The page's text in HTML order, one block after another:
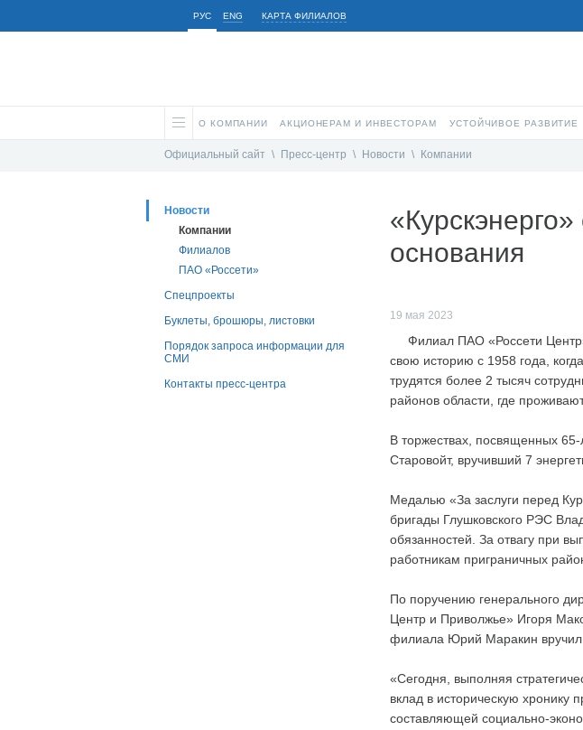
РУС ENG КАРТА ФИЛИАЛОВ
О КОМПАНИИ АКЦИОНЕРАМ И ИНВЕСТОРАМ УСТОЙЧИВОЕ РАЗВИТИЕ
Официальный сайт \ Пресс-центр \ Новости \ Компании
Новости
Компании
Филиалов
ПАО «Россети»
Спецпроекты
Буклеты, брошюры, листовки
Порядок запроса информации для
СМИ
Контакты пресс-центра
основания
19 мая 2023
Филиал ПАО «Россети
свою историю с 1958 года,
трудятся более 2 тысяч
районов области, где
В торжествах, посвященных
Старовойт, вручивший 7
Медалью «За заслуги перед
бригады Глушковского РЭС
обязанностей. За отвагу при
работникам приграничных
По поручению генерального
Центр и Приволжье» Игоря
филиала Юрий Маракин вручил
«Сегодня, выполняя
вклад в историческую
составляющей социально-